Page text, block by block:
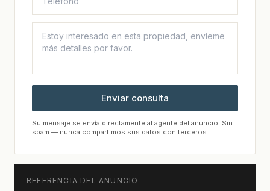
Enviar consulta
Su mensaje se envía directamente al agente del anuncio. Sin
spam — nunca compartimos sus datos con terceros.
REFERENCIA DEL ANUNCIO